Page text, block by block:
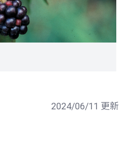
2024/06/11 更新